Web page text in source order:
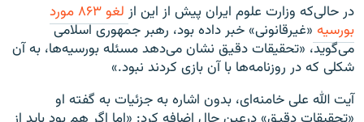
در حالی‌که وزارت علوم ایران پیش از این از
لغو ۸۶۳ مورد
بورسیه «غیرقانونی» خبر داده بود، رهبر جمهوری اسلامی
می‌گوید، «تحقیقات دقیق نشان می‌دهد مسئله بورسیه‌ها، به آن
شکلی که در روزنامه‌ها با آن بازی کردند نبود.»
آیت الله علی خامنه‌ای، بدون اشاره به جزئیات به گفته او